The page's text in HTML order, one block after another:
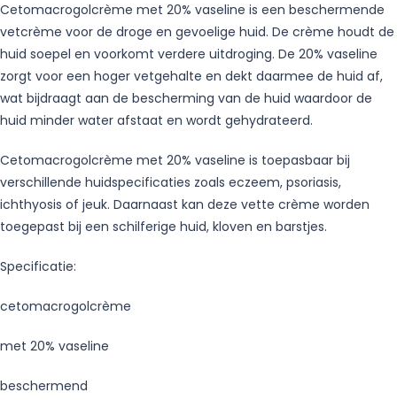
Cetomacrogolcrème met 20% vaseline is een beschermende
vetcrème voor de droge en gevoelige huid. De crème houdt de
huid soepel en voorkomt verdere uitdroging. De 20% vaseline
zorgt voor een hoger vetgehalte en dekt daarmee de huid af,
wat bijdraagt aan de bescherming van de huid waardoor de
huid minder water afstaat en wordt gehydrateerd.
Cetomacrogolcrème met 20% vaseline is toepasbaar bij
verschillende huidspecificaties zoals eczeem, psoriasis,
ichthyosis of jeuk. Daarnaast kan deze vette crème worden
toegepast bij een schilferige huid, kloven en barstjes.
Specificatie:
cetomacrogolcrème
met 20% vaseline
beschermend